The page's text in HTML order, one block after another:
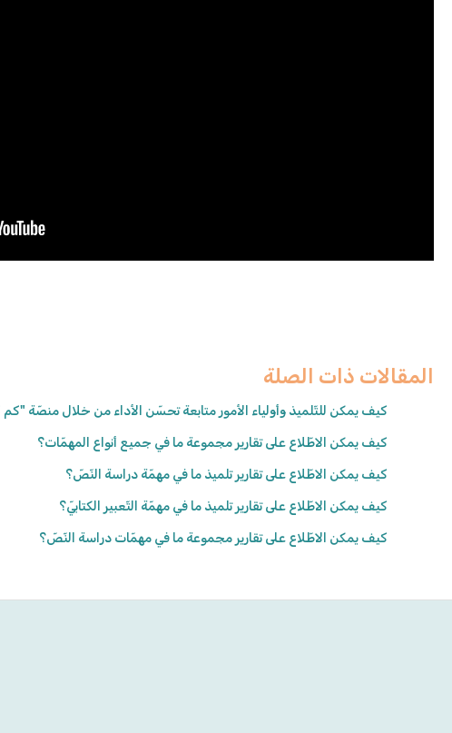
المقالات ذات الصلة
كيف يمكن للتّلميذ وأولياء الأمور متابعة تحسّن الأداء من خلال منصّة
كيف يمكن الاطّلاع على تقارير مجموعة ما في جميع أنواع المهمّات؟
كيف يمكن الاطّلاع على تقارير تلميذ ما في مهمّة دراسة النّصّ؟
كيف يمكن الاطّلاع على تقارير تلميذ ما في مهمّة التّعبير الكتابيّ؟
كيف يمكن الاطّلاع على تقارير مجموعة ما في مهمّات دراسة النّصّ؟